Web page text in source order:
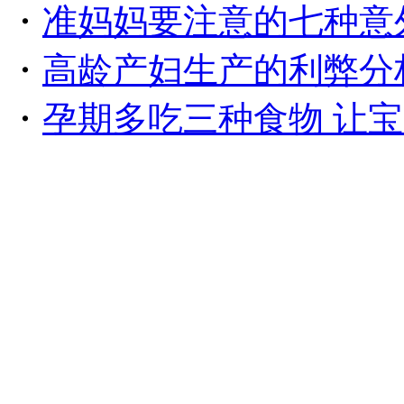
・ 准妈妈要注意的七种意
・ 高龄产妇生产的利弊分
・ 孕期多吃三种食物 让